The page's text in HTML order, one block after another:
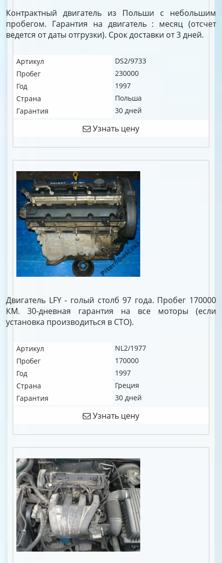
Контрактный двигатель из Польши с небольшим
пробегом. Гарантия на двигатель : месяц (отсчет
ведется от даты отгрузки). Срок доставки от 3 дней.
Артикул
DS2/9733
Пробег
230000
Год
1997
Страна
Польша
Гарантия
30 дней
Узнать цену
Двигатель LFY - голый столб 97 года. Пробег 170000
КМ. 30-дневная гарантия на все моторы (если
установка производиться в СТО).
Артикул
NL2/1977
Пробег
170000
Год
1997
Страна
Греция
Гарантия
30 дней
Узнать цену